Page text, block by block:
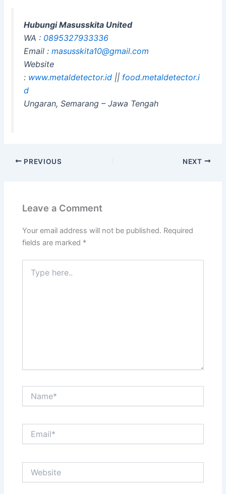
Hubungi Masusskita United
WA : 0895327933336
Email :masusskita10@gmail.com
Website
: www.metaldetector.id || food.metaldetector.i
d
Ungaran, Semarang – Jawa Tengah
PREVIOUS NEXT
Leave a Comment
Your email address will not be published. Required
fields are marked *
here..